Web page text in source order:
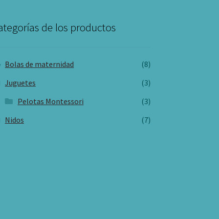
de los productos
Bolas de maternidad
(8)
Juguetes
(3)
Pelotas Montessori
(3)
Nidos
(7)